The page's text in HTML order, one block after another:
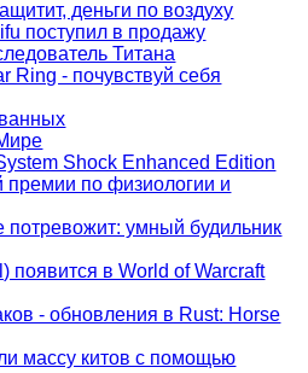
деньги по воздуху
поступил в продажу
Титана
Ring - почувствуй себя
Shock Enhanced Edition
премии по физиологии и
потревожит: умный будильник
появится в World of Warcraft
- обновления в Rust: Horse
массу китов с помощью